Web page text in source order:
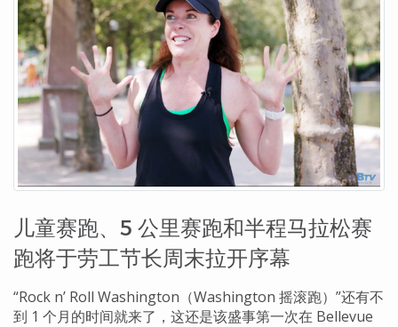
儿童赛跑、5 公里赛跑和半程马拉松赛
跑将于劳工节长周末拉开序幕
“Rock n’ Roll Washington（Washington 摇滚跑）”还有不
到 1 个月的时间就来了，这还是该盛事第一次在 Bellevue